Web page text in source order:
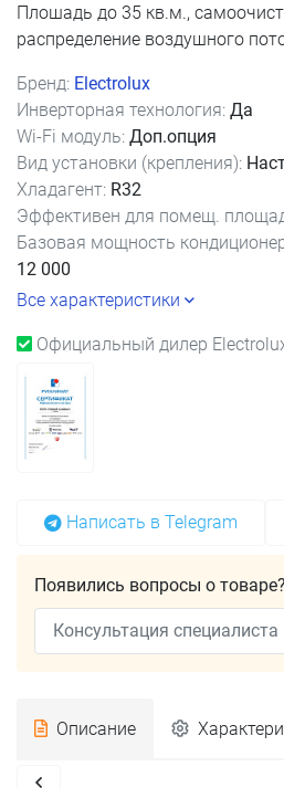
Плошадь до 35 кв.м.,
распределение воздушного
Бренд: Electrolux
Инверторная технология: Да
Wi-Fi модуль: Доп.опция
Вид установки (крепления):
Хладагент: R32
Эффективен для помещ.
Базовая мощность
12 000
Все характеристики
Официальный дилер
Написать в Telegram
Появились вопросы о товаре?
Консультация специалиста
Описание